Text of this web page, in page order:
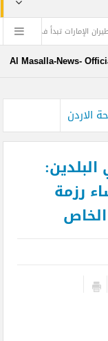
تبدأ في استخدام بطاقات
Al Masalla-News-
الاردن
رزمة